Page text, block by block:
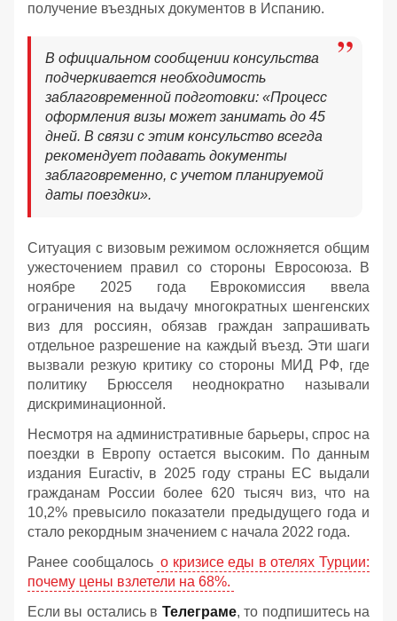
получение въездных документов в Испанию.
В официальном сообщении консульства
подчеркивается необходимость
заблаговременной подготовки: «Процесс
оформления визы может занимать до 45
дней. В связи с этим консульство всегда
рекомендует подавать документы
заблаговременно, с учетом планируемой
даты поездки».
Ситуация с визовым режимом осложняется общим
ужесточением правил со стороны Евросоюза. В
ноябре 2025 года Еврокомиссия ввела
ограничения на выдачу многократных шенгенских
виз для россиян, обязав граждан запрашивать
отдельное разрешение на каждый въезд. Эти шаги
вызвали резкую критику со стороны МИД РФ, где
политику Брюсселя неоднократно называли
дискриминационной.
Несмотря на административные барьеры, спрос на
поездки в Европу остается высоким. По данным
издания Euractiv, в 2025 году страны ЕС выдали
гражданам России более 620 тысяч виз, что на
10,2% превысило показатели предыдущего года и
стало рекордным значением с начала 2022 года.
Ранее сообщалось о кризисе еды в отелях Турции:
почему цены взлетели на 68%.
Если вы остались в Телеграме, то подпишитесь на